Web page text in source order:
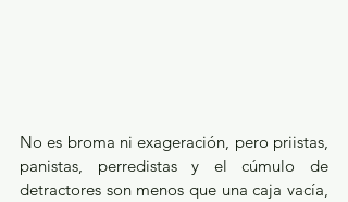
No es broma ni exageración, pero priistas,
panistas, perredistas y el cúmulo de
detractores son menos que una caja vacía,